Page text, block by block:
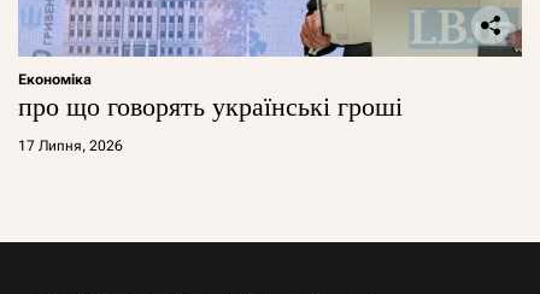
Економіка
про що говорять українські гроші
17 Липня, 2026